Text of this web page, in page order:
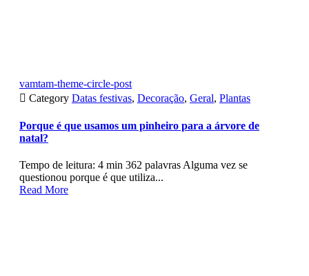
vamtam-theme-circle-post
 Category Datas festivas, Decoração, Geral, Plantas
Porque é que usamos um pinheiro para a árvore de
natal?
Tempo de leitura: 4 min 362 palavras Alguma vez se
questionou porque é que utiliza...
Read More